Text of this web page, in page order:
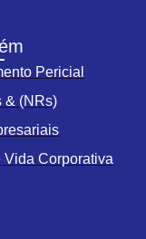
Pericial
& (NRs)
Vida Corporativa